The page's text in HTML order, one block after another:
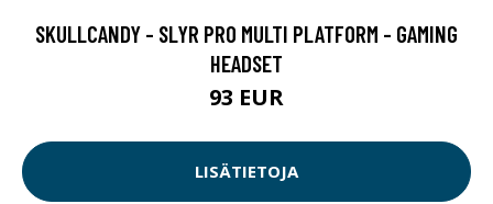
SKULLCANDY - SLYR PRO MULTI PLATFORM - GAMING
HEADSET
93 EUR
LISÄTIETOJA